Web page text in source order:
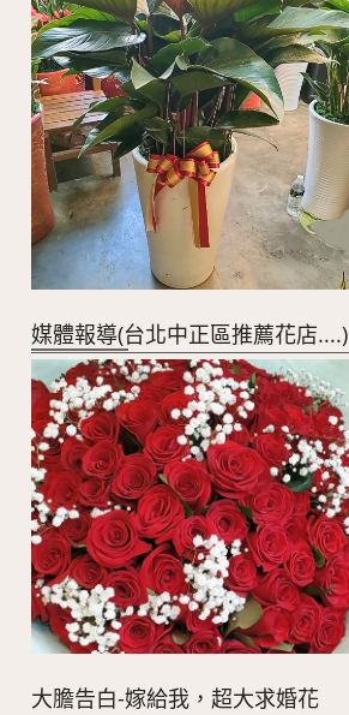
媒體報導(台北中正區推薦花店....)
大膽告白-嫁給我，超大求婚花